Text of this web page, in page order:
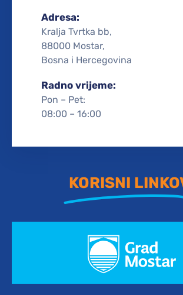
Adresa:
Kralja Tvrtka bb,
88000 Mostar,
Bosna i Hercegovina
Radno vrijeme:
Pon – Pet:
08:00 – 16:00
KORISNI